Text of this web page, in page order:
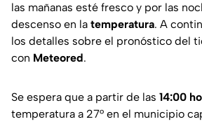
las mañanas esté fresco y por las
descenso en la temperatura. A
los detalles sobre el pronóstico del
con Meteored.
Se espera que a partir de las 14:00
temperatura a 27° en el municipio